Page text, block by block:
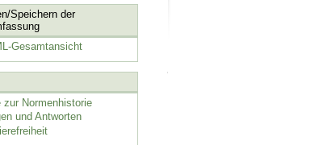
Speichern der
Gesamtansicht
zur Normenhistorie
und Antworten